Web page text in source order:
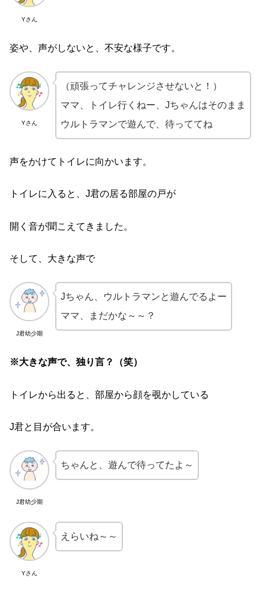
Yさん
姿や、声がしないと、不安な様子です。
Yさん
（頑張ってチャレンジさせないと！）
ママ、トイレ行くねー、Jちゃんはそのまま
ウルトラマンで遊んで、待っててね
声をかけてトイレに向かいます。
トイレに入ると、J君の居る部屋の戸が
開く音が聞こえてきました。
そして、大きな声で
J君幼少期
Jちゃん、ウルトラマンと遊んでるよー
ママ、まだかな～～？
※大きな声で、独り言？（笑）
トイレから出ると、部屋から顔を覗かしている
J君と目が合います。
J君幼少期
ちゃんと、遊んで待ってたよ～
Yさん
えらいね～～